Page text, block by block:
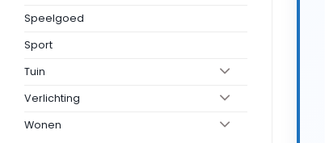
Speelgoed
Sport
Tuin
Verlichting
Wonen